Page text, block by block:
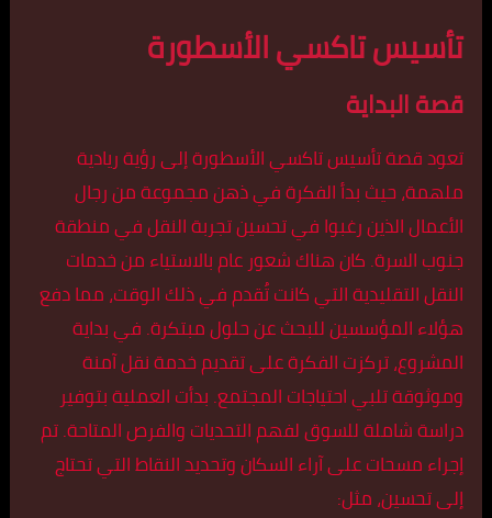
تأسيس تاكسي الأسطورة
قصة البداية
تعود قصة تأسيس تاكسي الأسطورة إلى رؤية ريادية
ملهمة، حيث بدأ الفكرة في ذهن مجموعة من رجال
الأعمال الذين رغبوا في تحسين تجربة النقل في منطقة
جنوب السرة. كان هناك شعور عام بالاستياء من خدمات
النقل التقليدية التي كانت تُقدم في ذلك الوقت، مما دفع
هؤلاء المؤسسين للبحث عن حلول مبتكرة. في بداية
المشروع، تركزت الفكرة على تقديم خدمة نقل آمنة
وموثوقة تلبي احتياجات المجتمع. بدأت العملية بتوفير
دراسة شاملة للسوق لفهم التحديات والفرص المتاحة. تم
إجراء مسحات على آراء السكان وتحديد النقاط التي تحتاج
إلى تحسين، مثل: